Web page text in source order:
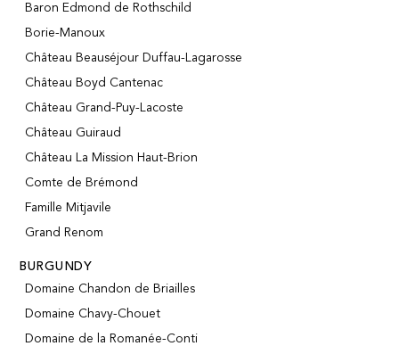
Producers
Wine
Fruity Drinks
Port
Delicatessen
Sales
Privacy
Change languageFrançais- Deutsch
Baron Edmond de Rothschild
Borie-Manoux
Château Beauséjour Duffau-Lagarosse
Château Boyd Cantenac
Château Grand-Puy-Lacoste
Château Guiraud
Château La Mission Haut-Brion
Comte de Brémond
Famille Mitjavile
Grand Renom
BURGUNDY
Domaine Chandon de Briailles
Domaine Chavy-Chouet
Domaine de la Romanée-Conti